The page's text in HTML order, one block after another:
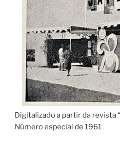
Digitalizado a partir da revista
Número especial de 1961